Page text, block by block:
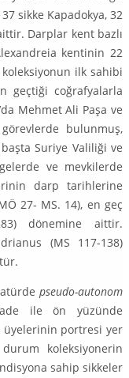
sikke Kapadokya, 32
Darplar kent bazlı
kentinin 22
ilk sahibi
geçtiği coğ­raf­yalarla
Mehmet Ali Paşa ve
bulunmuş,
Suriye Valiliği ve
ve mevkilerde
darp tarihlerine
27- MS. 14), en geç
dönemine aittir.
(MS 117-138)
pseudo-autonom
ile ön yüzünde
portresi yer
koleksiyonerin
sahip sikke­ler